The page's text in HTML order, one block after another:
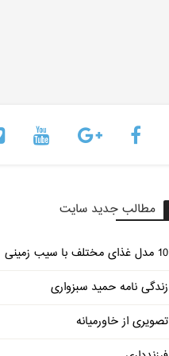
مطالب جدید سایت
10 مدل غذای مختلف با سیب زمینی
زندگی نامه حمید سبزواری
تصویری از خاورمیانه